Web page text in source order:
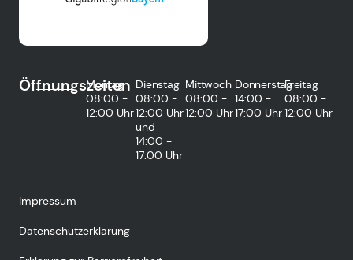
Öffnungszeiten
Montag
08:00 -
12:00 Uhr
Dienstag
08:00 -
12:00 Uhr
und
14:00 -
17:00 Uhr
Mittwoch
08:00 -
12:00 Uhr
Donnerstag
14:00 -
17:00 Uhr
Freitag
08:00 -
12:00 Uhr
Impressum
Datenschutzerklärung